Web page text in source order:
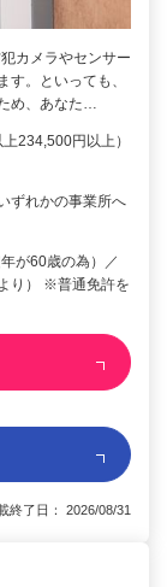
カメラやセンサー
す。といっても、
め、あなた…
234,500円以上）
ずれかの事業所へ
が60歳の為）／
り） ※普通免許を
了日： 2026/08/31